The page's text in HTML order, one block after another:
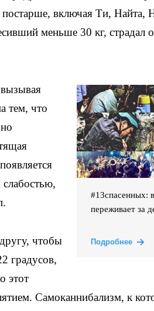
постарше, включая Ти, Найта,
меньше 30 кг, страдал
#13спасенных:
переживает за
Подробнее
тем, что
чтобы
градусов,
этот
Самоканнибализм, к